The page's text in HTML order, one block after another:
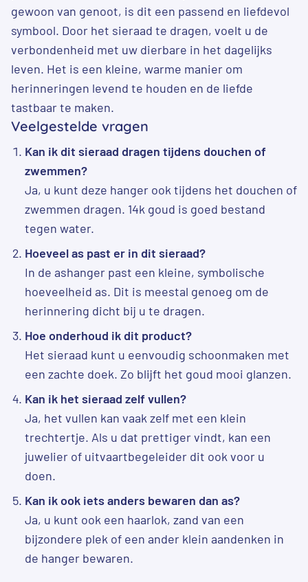
gewoon van genoot, is dit een passend en liefdevol
symbool. Door het sieraad te dragen, voelt u de
verbondenheid met uw dierbare in het dagelijks
leven. Het is een kleine, warme manier om
herinneringen levend te houden en de liefde
tastbaar te maken.
Veelgestelde vragen
Kan ik dit sieraad dragen tijdens douchen of
zwemmen?
Ja, u kunt deze hanger ook tijdens het douchen of
zwemmen dragen. 14k goud is goed bestand
tegen water.
Hoeveel as past er in dit sieraad?
In de ashanger past een kleine, symbolische
hoeveelheid as. Dit is meestal genoeg om de
herinnering dicht bij u te dragen.
Hoe onderhoud ik dit product?
Het sieraad kunt u eenvoudig schoonmaken met
een zachte doek. Zo blijft het goud mooi glanzen.
Kan ik het sieraad zelf vullen?
Ja, het vullen kan vaak zelf met een klein
trechtertje. Als u dat prettiger vindt, kan een
juwelier of uitvaartbegeleider dit ook voor u
doen.
Kan ik ook iets anders bewaren dan as?
Ja, u kunt ook een haarlok, zand van een
bijzondere plek of een ander klein aandenken in
de hanger bewaren.